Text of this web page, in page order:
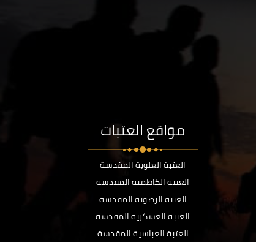
مواقع العتبات
العتبة العلوية المقدسة
العتبة الكاظمية المقدسة
العتبة الرضوية المقدسة
العتبة العسكرية المقدسة
العتبة العباسية المقدسة